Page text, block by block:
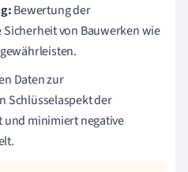
Bewertung der
von Bauwerken wie
Daten zur
Schlüsselaspekt der
minimiert negative